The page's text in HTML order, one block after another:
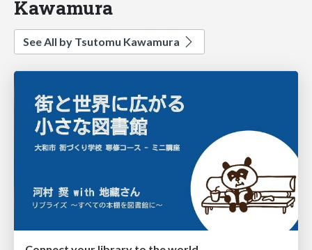
Kawamura
See All by Tsutomu Kawamura